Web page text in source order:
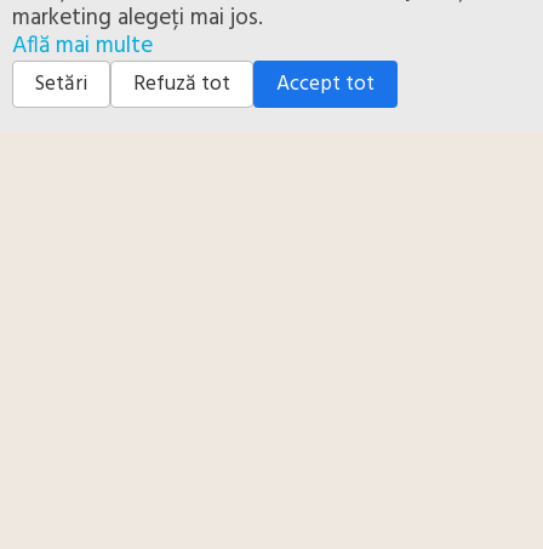
URMARESTE-NE PE
Facebook Youtube
marketing alegeți mai jos.
Află mai multe
Setări Refuză tot Accept tot